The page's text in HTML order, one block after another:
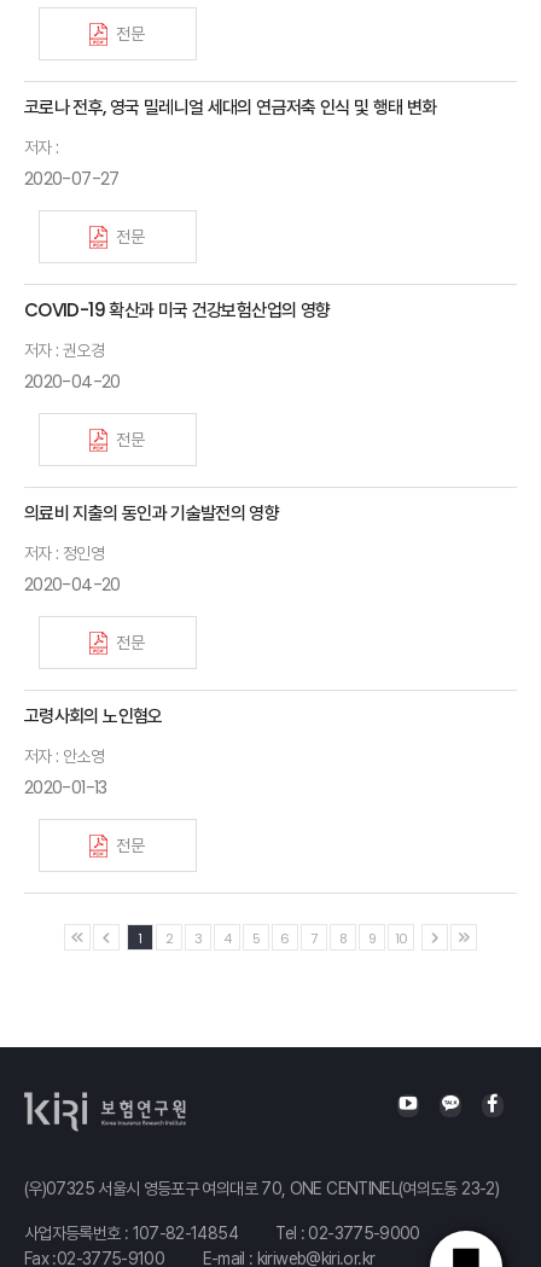
전문
코로나 전후, 영국 밀레니얼 세대의 연금저축 인식 및 행태 변화
저자 :
2020-07-27
전문
COVID-19 확산과 미국 건강보험산업의 영향
저자 : 권오경
2020-04-20
전문
의료비 지출의 동인과 기술발전의 영향
저자 : 정인영
2020-04-20
전문
고령사회의 노인혐오
저자 : 안소영
2020-01-13
전문
1 2 3 4 5 6 7 8 9 10
(우)07325 서울시 영등포구 여의대로 70, ONE CENTINEL(여의도동 23-2)
사업자등록번호 : 107-82-14854 Tel : 02-3775-9000
Fax :02-3775-9100
E-mail : kiriweb@kiri.or.kr